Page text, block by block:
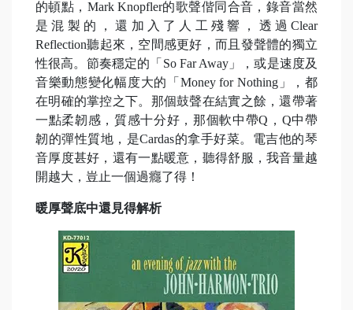
的頓點，Mark Knopfler的歌聲偕同合音，錄音當然
是混製的，還加入了人工殘響，透過Clear
Reflection聽起來，空間感更好，而且發聲體的獨立
性很高。節奏穩定的「So Far Away」，或是速度及
音樂動態變化幅度大的「Money for Nothing」，都
在明確的掌控之下。那個鼓聲在結實之餘，還帶著
一點柔韌感，質感十分好，那個軟中帶Q，Q中帶
韌的彈性質地，是Cardas的拿手好菜。電吉他的琴
音厚度甚好，還有一點暖意，聽得舒服，我音量越
開越大，豈止一個過癮了得！
暖厚聲底中還見得解析